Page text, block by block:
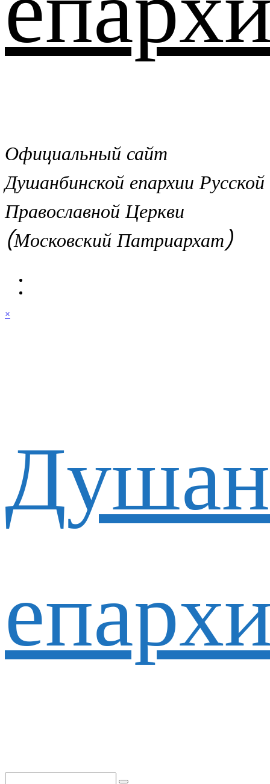
Официальный сайт
Душанбинской епархии Русской
Православной Церкви
(Московский Патриархат)
×